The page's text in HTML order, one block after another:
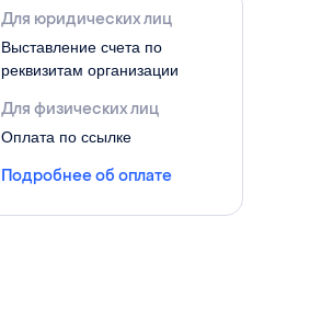
Для юридических лиц
Выставление счета по
реквизитам организации
Для физических лиц
Оплата по ссылке
Подробнее об оплате